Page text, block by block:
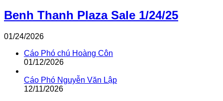
Benh Thanh Plaza Sale 1/24/25
01/24/2026
Cáo Phó chú Hoàng Côn
01/12/2026
Cáo Phó Nguyễn Văn Lập
12/11/2026